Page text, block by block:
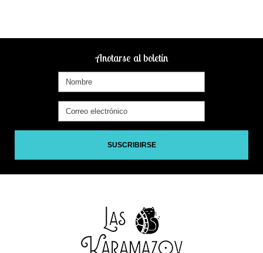
Anotarse al boletín
SUSCRIBIRSE